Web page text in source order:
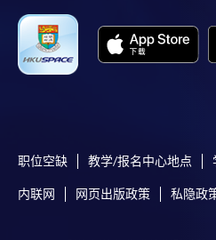
职位空缺 教学/报名中心地点
内联网 网页出版政策 私隐政